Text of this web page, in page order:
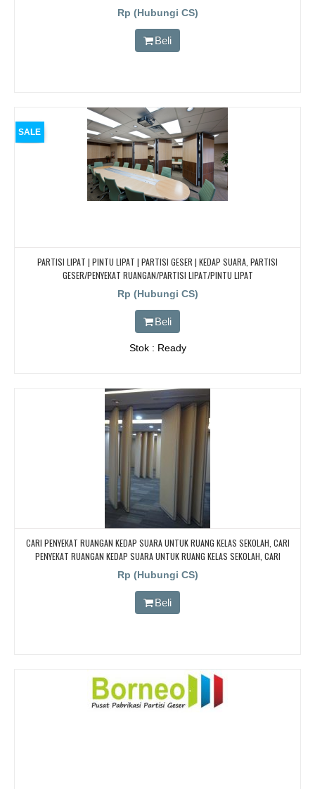
Rp (Hubungi CS)
Beli
SALE
PARTISI LIPAT | PINTU LIPAT | PARTISI GESER | KEDAP SUARA, PARTISI
GESER/PENYEKAT RUANGAN/PARTISI LIPAT/PINTU LIPAT
Rp (Hubungi CS)
Beli
Stok : Ready
CARI PENYEKAT RUANGAN KEDAP SUARA UNTUK RUANG KELAS SEKOLAH, CARI
PENYEKAT RUANGAN KEDAP SUARA UNTUK RUANG KELAS SEKOLAH, CARI
PENYEKAT RUANGAN KEDAP SUARA UNTUK RUANG KELAS SEKOLAH, CARI
PENYEKAT RUANGAN KEDAP SUARA UNTUK RUANG KELAS SEKOLAH
Rp (Hubungi CS)
Beli